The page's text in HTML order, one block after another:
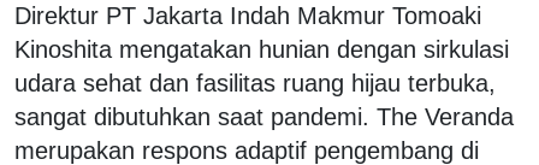
Direktur PT Jakarta Indah Makmur Tomoaki
Kinoshita mengatakan hunian dengan sirkulasi
udara sehat dan fasilitas ruang hijau terbuka,
sangat dibutuhkan saat pandemi. The Veranda
merupakan respons adaptif pengembang di